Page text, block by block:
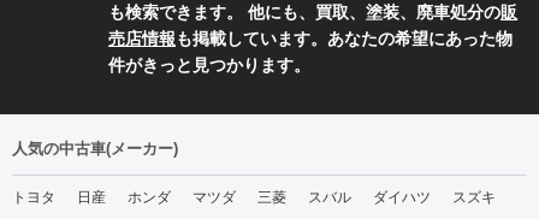
も検索できます。 他にも、買取、塗装、廃車処分の販
売店情報も掲載しています。あなたの希望にあった物
件がきっと見つかります。
人気の中古車(メーカー)
トヨタ 日産 ホンダ マツダ 三菱 スバル ダイハツ
スズキ